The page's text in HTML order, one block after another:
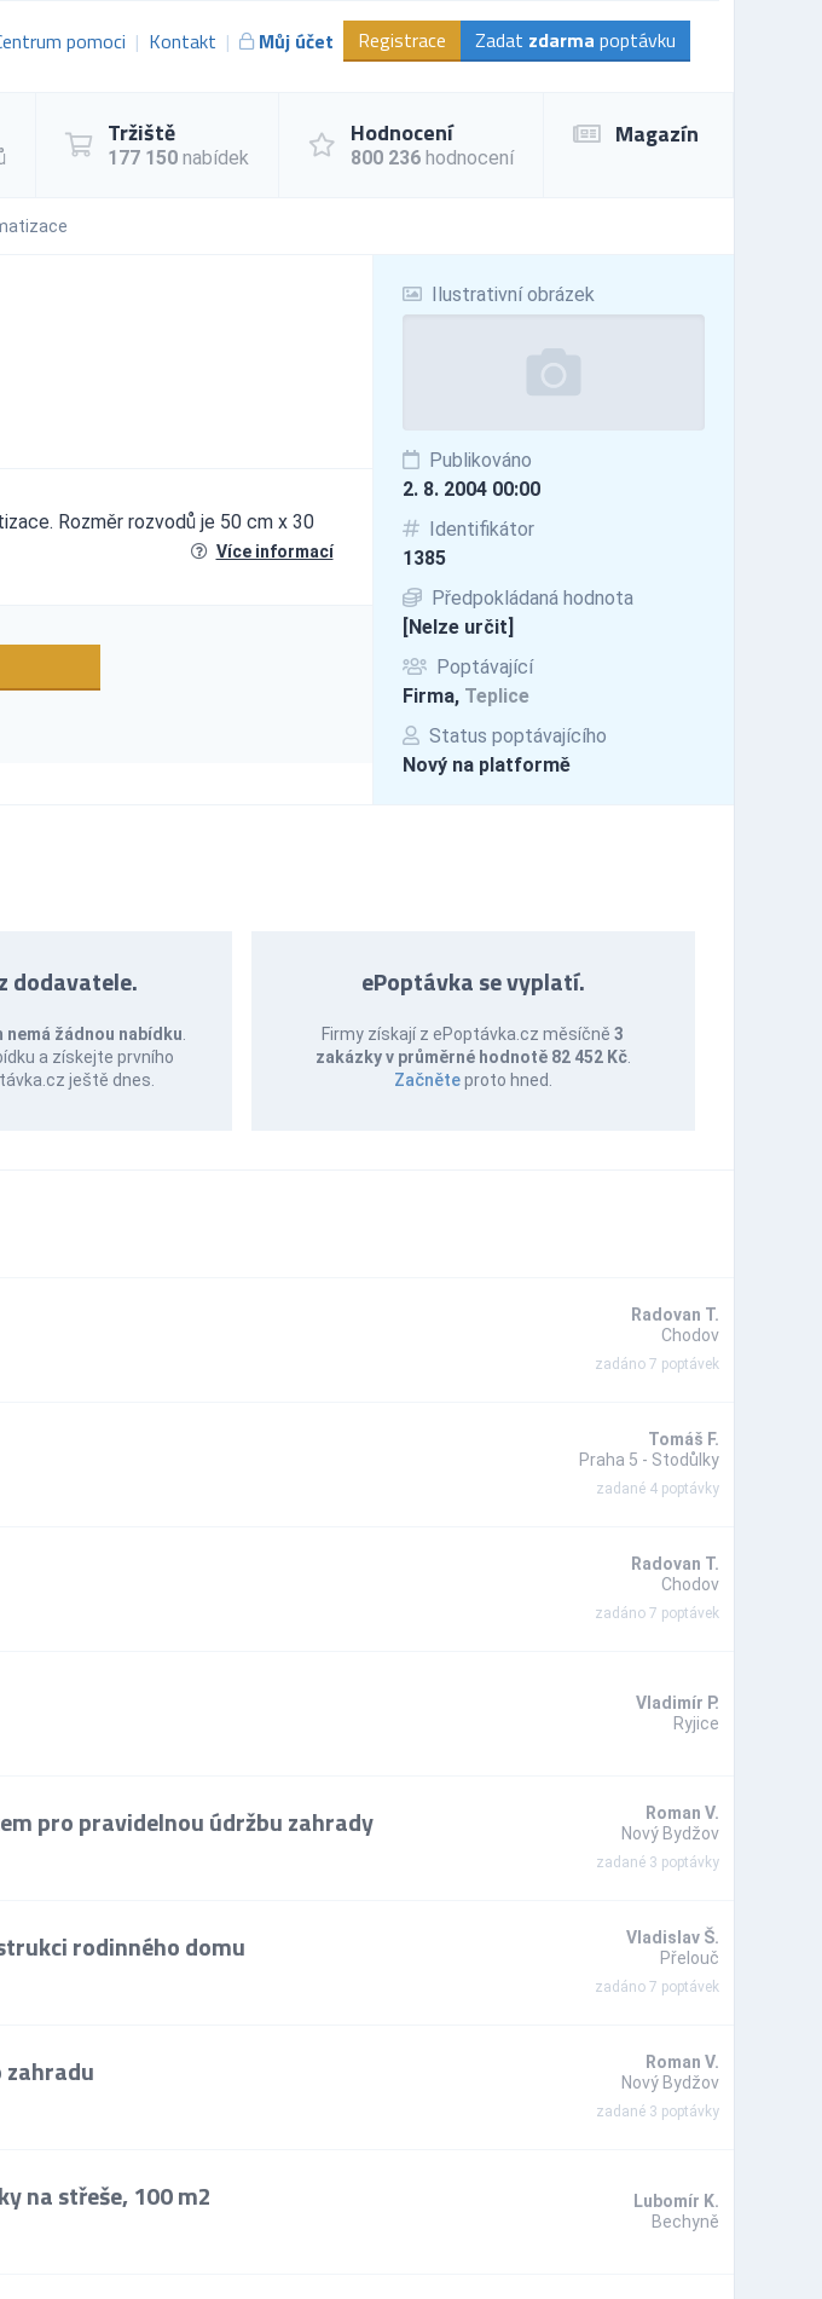
pomoci Kontakt Můj účet Registrace Zadat zdarma poptávku
Tržiště
177 150 nabídek
Hodnocení
800 236 hodnocení
Magazín
Ilustrativní obrázek
Publikováno
2. 8. 2004 00:00
Identifikátor
1385
Předpokládaná hodnota
[Nelze určit]
Poptávající
Firma, Teplice
Status poptávajícího
Nový na platformě
Rozměr rozvodů je 50 cm x 30
Více informací
dodavatele.
nemá žádnou nabídku
a získejte prvního
ještě dnes.
ePoptávka se vyplatí.
Firmy získají z ePoptávka.cz měsíčně3
zakázky v průměrné hodnotě 82 452 Kč.
Začněteproto hned.
Radovan T.
Chodov
zadáno 7 poptávek
Tomáš F.
Praha 5 - Stodůlky
zadané 4 poptávky
Radovan T.
Chodov
zadáno 7 poptávek
Vladimír P.
Ryjice
pro pravidelnou údržbu zahrady
Roman V.
Nový Bydžov
zadané 3 poptávky
rodinného domu
Vladislav Š.
Přelouč
zadáno 7 poptávek
zahradu
Roman V.
Nový Bydžov
zadané 3 poptávky
na střeše, 100 m2
Lubomír K.
Bechyně